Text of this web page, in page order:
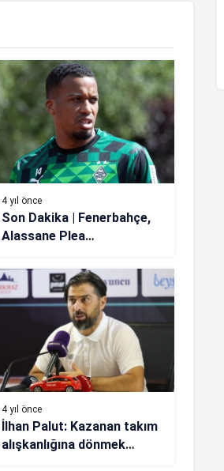
4 yıl önce
Son Dakika | Fenerbahçe,
Alassane Plea
başladı
4 yıl önce
İlhan Palut: Kazanan takım
alışkanlığına dönmek